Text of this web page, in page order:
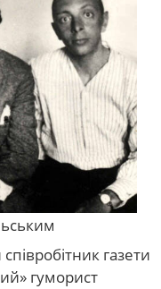
газети
гуморист